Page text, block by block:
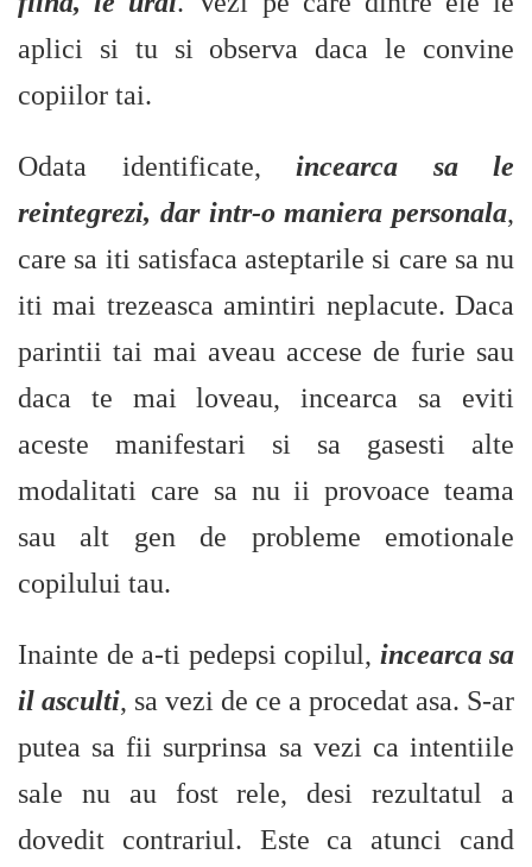
aplici si tu si observa daca le convine
copiilor tai.
Odata identificate, incearca sa le
reintegrezi, dar intr-o maniera personala,
care sa iti satisfaca asteptarile si care sa nu
iti mai trezeasca amintiri neplacute. Daca
parintii tai mai aveau accese de furie sau
daca te mai loveau, incearca sa eviti
aceste manifestari si sa gasesti alte
modalitati care sa nu ii provoace teama
sau alt gen de probleme emotionale
copilului tau.
Inainte de a-ti pedepsi copilul, incearca sa
il asculti, sa vezi de ce a procedat asa. S-ar
putea sa fii surprinsa sa vezi ca intentiile
sale nu au fost rele, desi rezultatul a
dovedit contrariul. Este ca atunci cand